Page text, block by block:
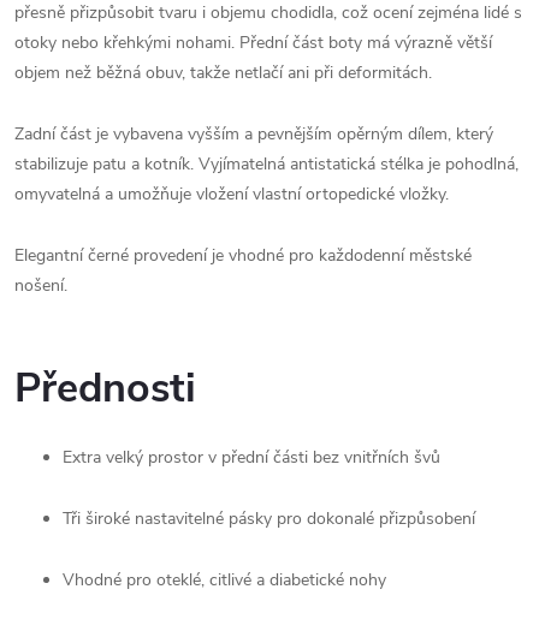
přesně přizpůsobit tvaru i objemu chodidla, což ocení zejména lidé s
otoky nebo křehkými nohami. Přední část boty má výrazně větší
objem než běžná obuv, takže netlačí ani při deformitách.
Zadní část je vybavena vyšším a pevnějším opěrným dílem, který
stabilizuje patu a kotník. Vyjímatelná antistatická stélka je pohodlná,
omyvatelná a umožňuje vložení vlastní ortopedické vložky.
Elegantní černé provedení je vhodné pro každodenní městské
nošení.
Přednosti
Extra velký prostor v přední části bez vnitřních švů
Tři široké nastavitelné pásky pro dokonalé přizpůsobení
Vhodné pro oteklé, citlivé a diabetické nohy